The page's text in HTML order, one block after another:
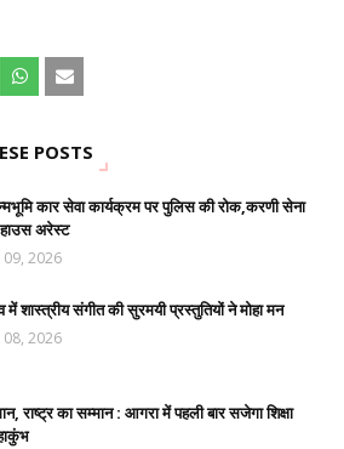
POSTS
कार सेवा कार्यक्रम पर पुलिस की रोक,करणी सेना
हाउस अरेस्ट
2026
में शास्त्रीय संगीत की सुरमयी प्रस्तुतियों ने मोहा मन
2026
राष्ट्र का सम्मान : आगरा में पहली बार सजेगा शिक्षा